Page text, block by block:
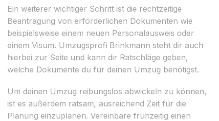
Ein weiterer wichtiger Schritt ist die rechtzeitige
Beantragung von erforderlichen Dokumenten wie
beispielsweise einem neuen Personalausweis oder
einem Visum. Umzugsprofi Brinkmann steht dir auch
hierbei zur Seite und kann dir Ratschläge geben,
welche Dokumente du für deinen Umzug benötigst.
Um deinen Umzug reibungslos abwickeln zu können,
ist es außerdem ratsam, ausreichend Zeit für die
Planung einzuplanen. Vereinbare frühzeitig einen